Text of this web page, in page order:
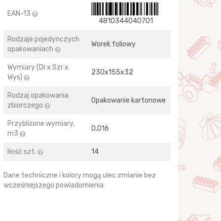
EAN-13
4810344040701
Rodzaje pojedynczych
opakowaniach
Worek foliowy
Wymiary (Dł x Szr x
Wys)
230х155х32
Rodzaj opakowania
zbiorczego
Opakowanie kartonowe
Przybliżone wymiary,
m3
0,016
Iłość szt. 14
Dane techniczne i kolory mogą ulec zmianie bez
wcześniejszego powiadomienia